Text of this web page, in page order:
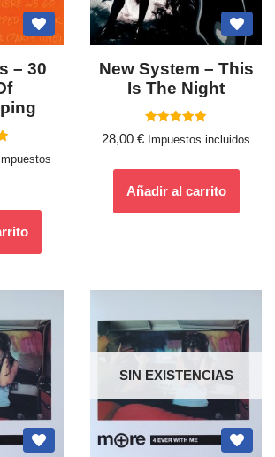
– 30
Impuestos
New System – This
Is The Night
con
28,00 € Impuestos incluidos
Añadir al carrito
SIN EXISTENCIAS